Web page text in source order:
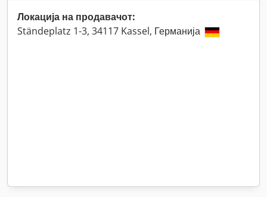
Локација на продавачот:
Ständeplatz 1-3, 34117 Kassel, Германија